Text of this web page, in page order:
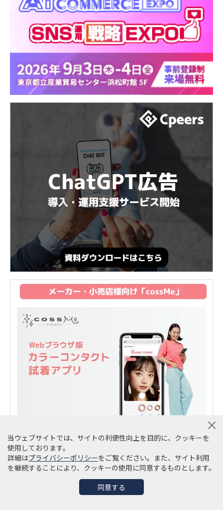
当ウェブサイトでは、サイトの利便性向上を目的に、クッキーを
使用しております。
詳細はプライバシーポリシーをご覧ください。また、サイト利用
を継続することにより、クッキーの使用に同意するものとします。
同意する